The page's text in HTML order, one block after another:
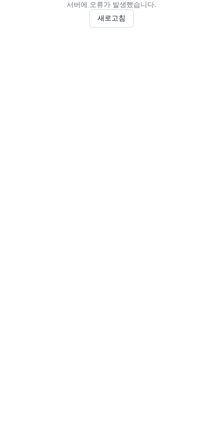
서버에 오류가 발생했습니다.
새로고침